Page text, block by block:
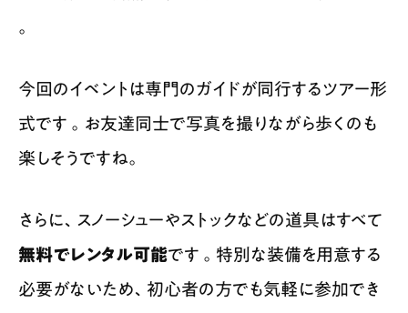
。
今回のイベントは専門のガイドが同行するツアー形
式です 。お友達同士で写真を撮りながら歩くのも
楽しそうですね。
さらに、スノーシューやストックなどの道具はすべて
無料でレンタル可能です 。特別な装備を用意する
必要がないため、初心者の方でも気軽に参加でき